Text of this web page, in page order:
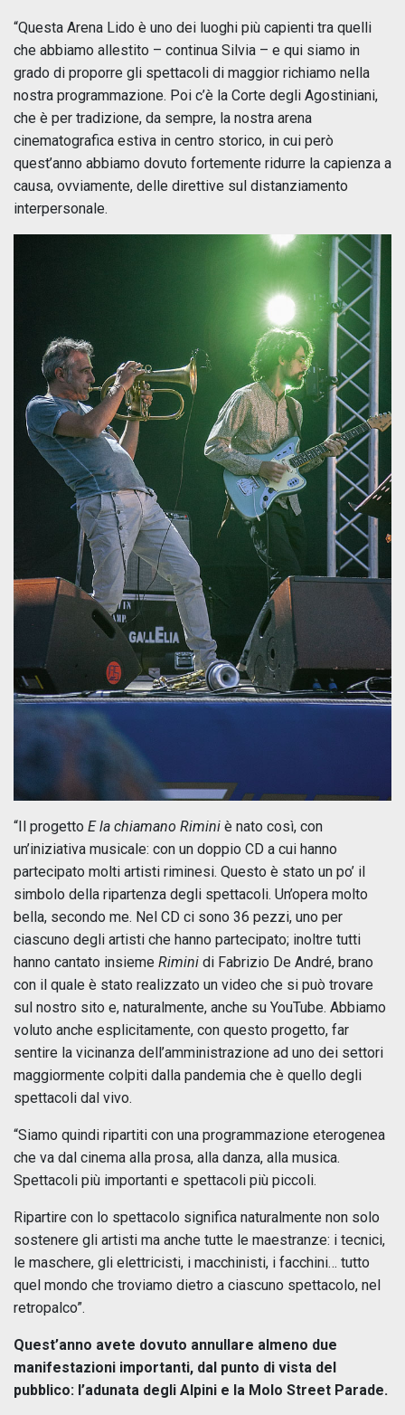
“Questa Arena Lido è uno dei luoghi più capienti tra quelli
che abbiamo allestito – continua Silvia – e qui siamo in
grado di proporre gli spettacoli di maggior richiamo nella
nostra programmazione. Poi c’è la Corte degli Agostiniani,
che è per tradizione, da sempre, la nostra arena
cinematografica estiva in centro storico, in cui però
quest’anno abbiamo dovuto fortemente ridurre la capienza a
causa, ovviamente, delle direttive sul distanziamento
interpersonale.
“Il progetto E la chiamano Rimini è nato così, con
un’iniziativa musicale: con un doppio CD a cui hanno
partecipato molti artisti riminesi. Questo è stato un po’ il
simbolo della ripartenza degli spettacoli. Un’opera molto
bella, secondo me. Nel CD ci sono 36 pezzi, uno per
ciascuno degli artisti che hanno partecipato; inoltre tutti
hanno cantato insieme Rimini di Fabrizio De André, brano
con il quale è stato realizzato un video che si può trovare
sul nostro sito e, naturalmente, anche su YouTube. Abbiamo
voluto anche esplicitamente, con questo progetto, far
sentire la vicinanza dell’amministrazione ad uno dei settori
maggiormente colpiti dalla pandemia che è quello degli
spettacoli dal vivo.
“Siamo quindi ripartiti con una programmazione eterogenea
che va dal cinema alla prosa, alla danza, alla musica.
Spettacoli più importanti e spettacoli più piccoli.
Ripartire con lo spettacolo significa naturalmente non solo
sostenere gli artisti ma anche tutte le maestranze: i tecnici,
le maschere, gli elettricisti, i macchinisti, i facchini… tutto
quel mondo che troviamo dietro a ciascuno spettacolo, nel
retropalco”.
Quest’anno avete dovuto annullare almeno due
manifestazioni importanti, dal punto di vista del
pubblico: l’adunata degli Alpini e la Molo Street Parade.